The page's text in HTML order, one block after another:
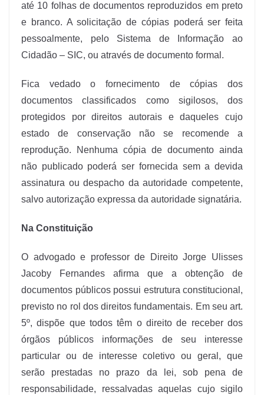
até 10 folhas de documentos reproduzidos em preto
e branco. A solicitação de cópias poderá ser feita
pessoalmente, pelo Sistema de Informação ao
Cidadão – SIC, ou através de documento formal.
Fica vedado o fornecimento de cópias dos
documentos classificados como sigilosos, dos
protegidos por direitos autorais e daqueles cujo
estado de conservação não se recomende a
reprodução. Nenhuma cópia de documento ainda
não publicado poderá ser fornecida sem a devida
assinatura ou despacho da autoridade competente,
salvo autorização expressa da autoridade signatária.
Na Constituição
O advogado e professor de Direito Jorge Ulisses
Jacoby Fernandes afirma que a obtenção de
documentos públicos possui estrutura constitucional,
previsto no rol dos direitos fundamentais. Em seu art.
5º, dispõe que todos têm o direito de receber dos
órgãos públicos informações de seu interesse
particular ou de interesse coletivo ou geral, que
serão prestadas no prazo da lei, sob pena de
responsabilidade, ressalvadas aquelas cujo sigilo